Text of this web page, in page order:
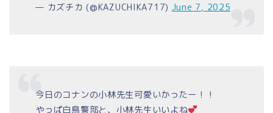
— カズチカ (@KAZUCHIKA717) June 7, 2025
今日のコナンの小林先生可愛いかったー！！
やっぱ白鳥警部と、小林先生いいよね